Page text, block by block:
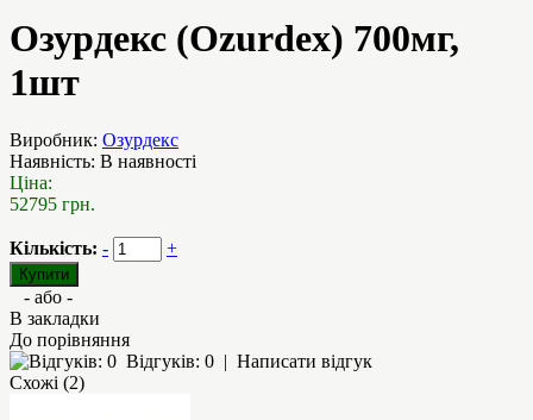
Озурдекс (Ozurdex) 700мг,
1шт
Виробник: Озурдекс
Наявність: В наявності
Ціна:
52795 грн.
Кількість: - +
- або -
В закладки
До порівняння
Відгуків: 0 | Написати відгук
Схожі (2)